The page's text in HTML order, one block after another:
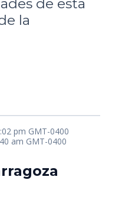
de esta
la
pm GMT-0400
am GMT-0400